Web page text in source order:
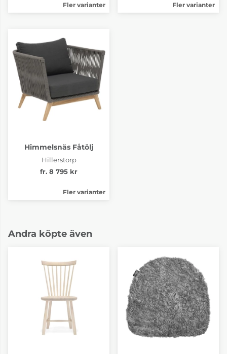
Fler varianter Fler varianter
Himmelsnäs Fåtölj
Hillerstorp
fr. 8 795 kr
Fler varianter
Andra köpte även